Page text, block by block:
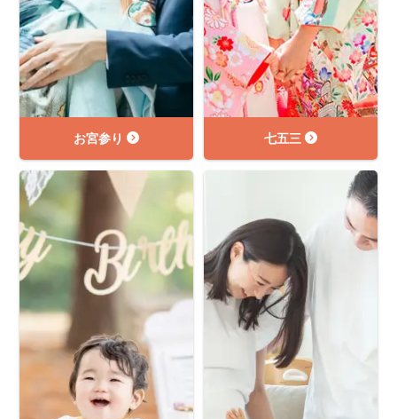
お宮参り 七五三